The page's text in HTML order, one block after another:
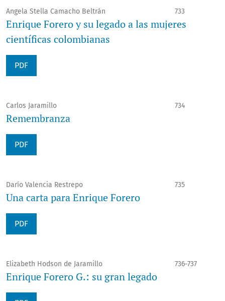
Angela Stella Camacho Beltrán 733
Enrique Forero y su legado a las mujeres
científicas colombianas
PDF
Carlos Jaramillo 734
Remembranza
PDF
Darío Valencia Restrepo 735
Una carta para Enrique Forero
PDF
Elizabeth Hodson de Jaramillo 736-737
Enrique Forero G.: su gran legado